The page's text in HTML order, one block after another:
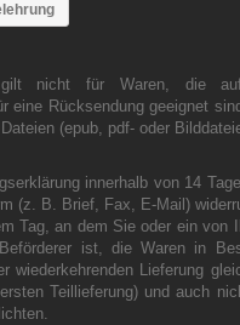
gilt nicht für Waren, die
eine Rücksendung geeignet
(epub, pdf- oder
innerhalb von 14
(z. B. Brief, Fax, E-Mail)
Tag, an dem Sie oder ein von
ist, die Waren in
wiederkehrenden Lieferung
Teillieferung) und auch